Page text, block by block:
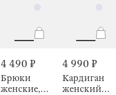
4 490 ₽
Брюки
женские,
4 990 ₽
Кардиган
женский,